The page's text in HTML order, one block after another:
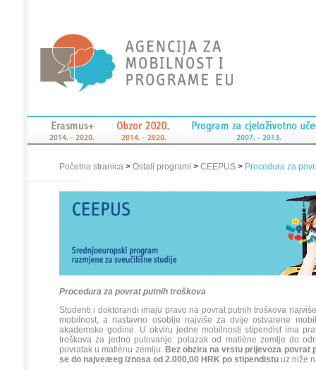
Početna stranica > Ostali programi > CEEPUS > Procedura za
Procedura za povrat putnih troškova
Studenti i doktorandi imaju pravo na povrat putnih troškova
mobilnost, a nastavno osoblje najviše za dvije ostvarene
akademske godine. U okviru jedne mobilnosti stipendist ima
troškova za jedno putovanje: polazak od matiène zemlje do
povratak u matiènu zemlju. Bez obzira na vrstu prijevoza povrat
se do najveæeg iznosa od 2.000,00 HRK po stipendistu uz niže